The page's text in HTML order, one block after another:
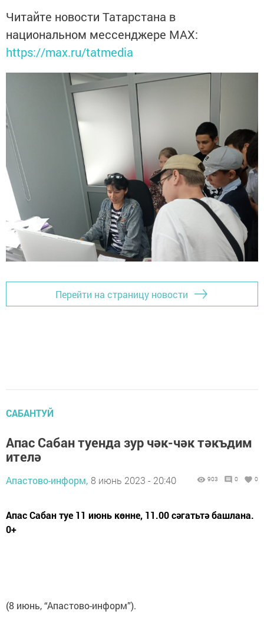
Читайте новости Татарстана в
национальном мессенджере MАХ:
https://max.ru/tatmedia
Перейти на страницу новости
САБАНТУЙ
Апас Сабан туенда зур чәк-чәк тәкъдим
ителә
Апастово-информ, 8 июнь 2023 - 20:40 903 0 0
Апас Сабан туе 11 июнь көнне, 11.00 сәгатьтә башлана.
0+
(8 июнь, “Апастово-информ”).